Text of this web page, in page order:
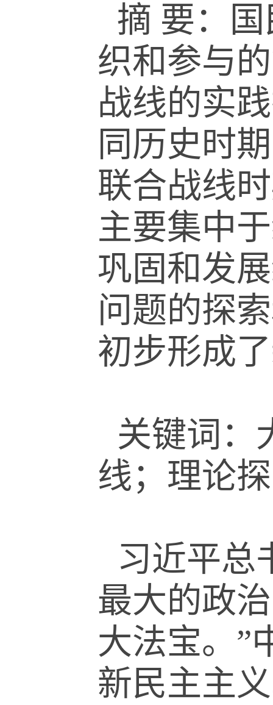
摘 要：
织和参与
战线的实
同历史时
联合战线
主要集中
巩固和发
问题的探
初步形成
关键词：
线；理论
习近平总
最大的政
大法宝。 ”
新民主主